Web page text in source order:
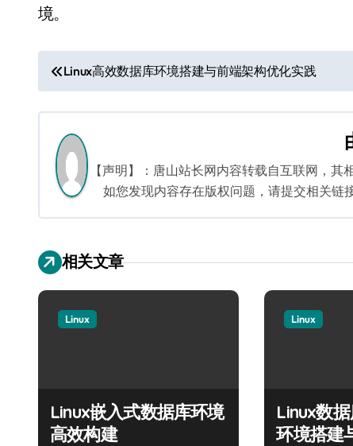
境。
文
章
导
航
Linux高效数据库环境搭建与前端架构优化实践
【声明】：唐山站长网内容转载自互联网，其
如您发现内容存在版权问题，请提交相关链
相关文章
Linux
Linux嵌入式数据库环境
高效构建
Linux
Linux数
环境搭建